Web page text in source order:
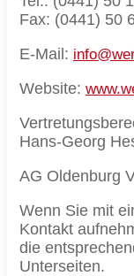
Fax: (0441) 50
E-Mail:
Website:
Hans-Georg
AG Oldenburg
Wenn Sie mit
Kontakt
die
Unterseiten.